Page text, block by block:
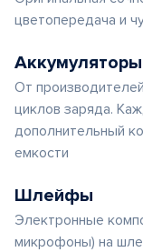
цветопередача и
Аккумуляторы
От
циклов заряда.
дополнительный
емкости
Шлейфы
Электронные
микрофоны) на